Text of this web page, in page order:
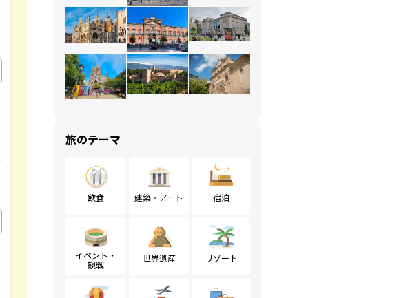
旅のテーマ
飲食 建築・アート 宿泊
イベント・
観戦
世界遺産 リゾート